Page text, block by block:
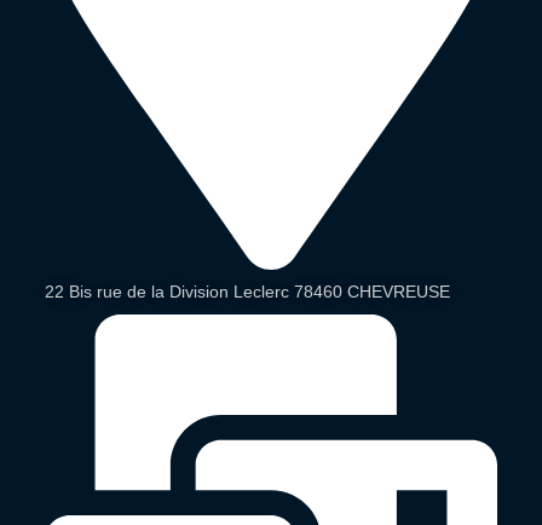
22 Bis rue de la Division Leclerc 78460 CHEVREUSE